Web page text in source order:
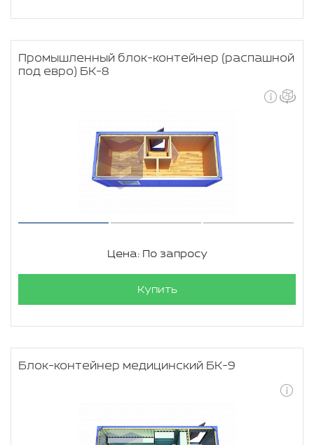
Промышленный блок-контейнер (распашной
под евро) БК-8
Цена: По запросу
Купить
Блок-контейнер медицинский БК-9